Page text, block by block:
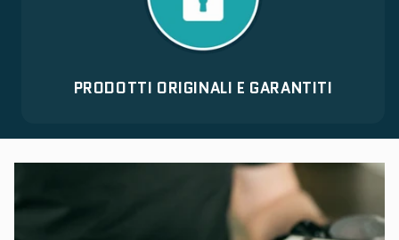
PRODOTTI ORIGINALI E GARANTITI